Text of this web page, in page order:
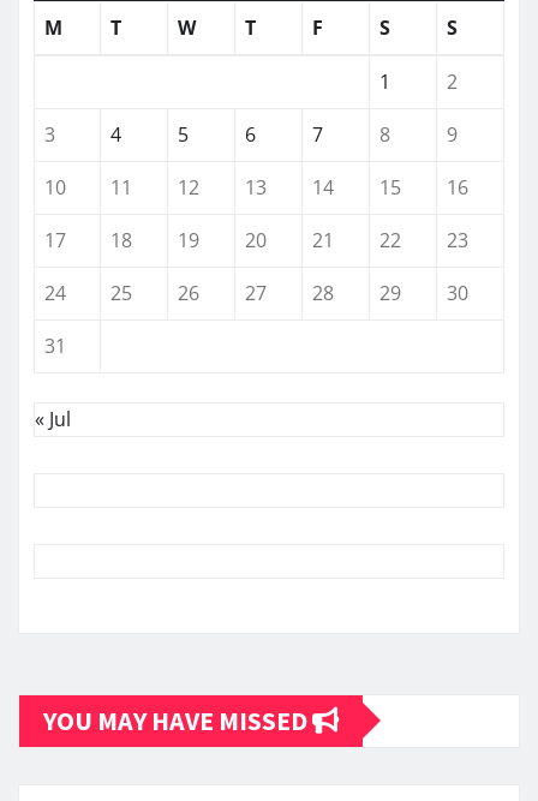
M
T W T F S S
1
2
3
4 5 6 7 8
9
10
11 12 13 14 15
16
17
18 19 20 21 22
23
24
25 26 27 28 29
30
31
« Jul
YOU MAY HAVE MISSED